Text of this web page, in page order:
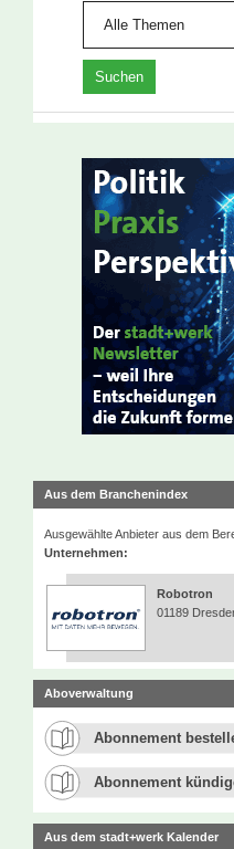
Aus dem Branchenindex
Ausgewählte Anbieter aus dem
Unternehmen:
Robotron
01189
Aboverwaltung
Abonnement
Abonnement
Aus dem stadt+werk Kalender